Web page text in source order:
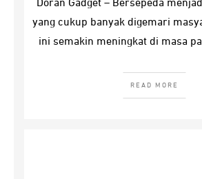
Doran Gadget – Bersepeda
yang cukup banyak digemari
ini semakin meningkat di masa
READ MORE